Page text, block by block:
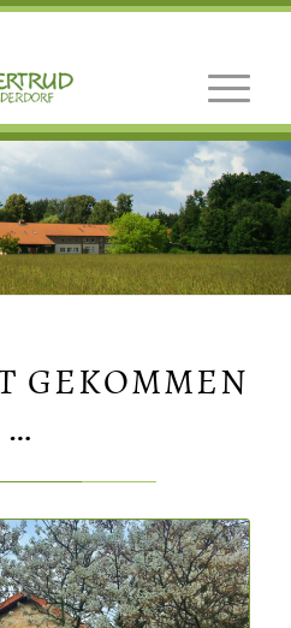
GEKOMMEN
…